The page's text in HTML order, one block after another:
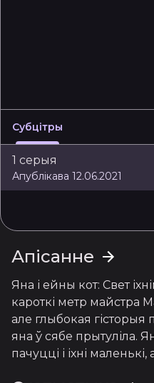
Субцітры
1 серыя
Апублікава 12.06.2021
Апісанне
Яна і ейны кот: Свет
кароткі метр майстра
але глыбокая гісторыя
яна ў сябе прытуліла.
пачуцці і іхні маленькі,